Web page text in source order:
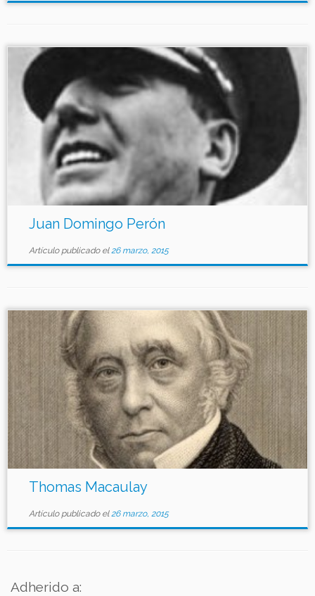
Juan Domingo Perón
Artículo publicado el26 marzo, 2015
Thomas Macaulay
Artículo publicado el26 marzo, 2015
Adherido a: